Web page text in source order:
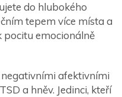
do hlubokého
tepem více místa a
pocitu emocionálně
afektivními
a hněv. Jedinci, kteří